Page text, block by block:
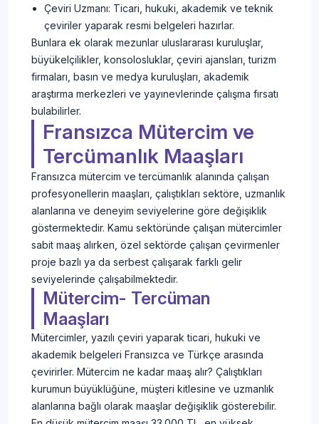
Çeviri Uzmanı: Ticari, hukuki, akademik ve teknik
çeviriler yaparak resmi belgeleri hazırlar.
Bunlara ek olarak mezunlar uluslararası kuruluşlar,
büyükelçilikler, konsolosluklar, çeviri ajansları, turizm
firmaları, basın ve medya kuruluşları, akademik
araştırma merkezleri ve yayınevlerinde çalışma fırsatı
bulabilirler.
Fransızca Mütercim ve
Tercümanlık Maaşları
Fransızca mütercim ve tercümanlık alanında çalışan
profesyonellerin maaşları, çalıştıkları sektöre, uzmanlık
alanlarına ve deneyim seviyelerine göre değişiklik
göstermektedir. Kamu sektöründe çalışan mütercimler
sabit maaş alırken, özel sektörde çalışan çevirmenler
proje bazlı ya da serbest çalışarak farklı gelir
seviyelerinde çalışabilmektedir.
Mütercim- Tercüman
Maaşları
Mütercimler, yazılı çeviri yaparak ticari, hukuki ve
akademik belgeleri Fransızca ve Türkçe arasında
çevirirler. Mütercim ne kadar maaş alır? Çalıştıkları
kurumun büyüklüğüne, müşteri kitlesine ve uzmanlık
alanlarına bağlı olarak maaşlar değişiklik gösterebilir.